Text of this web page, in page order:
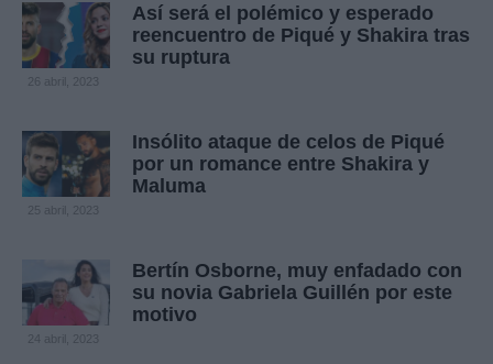
Así será el polémico y esperado
reencuentro de Piqué y Shakira tras
su ruptura
26 abril, 2023
Insólito ataque de celos de Piqué
por un romance entre Shakira y
Maluma
25 abril, 2023
Bertín Osborne, muy enfadado con
su novia Gabriela Guillén por este
motivo
24 abril, 2023